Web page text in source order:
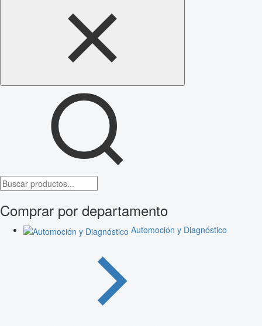
Comprar por departamento
Automoción y Diagnóstico